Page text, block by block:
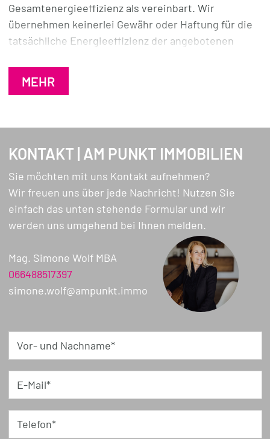
Gesamtenergieeffizienz als vereinbart. Wir
übernehmen keinerlei Gewähr oder Haftung für die
tatsächliche Energieeffizienz der angebotenen
Wir weisen darauf hin, dass zwischen dem
MEHR
KONTAKT | AM PUNKT IMMOBILIEN
Sie möchten mit uns Kontakt aufnehmen?
Wir freuen uns über jede Nachricht! Nutzen Sie
einfach das unten stehende Formular und wir
werden uns umgehend bei Ihnen melden.
Mag. Simone Wolf MBA
066488517397
simone.wolf@ampunkt.immo
Vor- und Nachname*
E-Mail*
Telefon*